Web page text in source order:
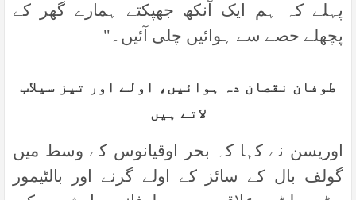
پہلے کہ ہم ایک آنکھ جھپکتے ہمارے گھر کے
پچھلے حصے سے ہوائیں چلی آئیں۔ "
طوفان نقصان دہ ہوائیں، اولے اور تیز سیلاب
لاتے ہیں
اوریسن نے کہا کہ بحر اوقیانوس کے وسط میں
گولف بال کے سائز کے اولے گرنے اور بالٹیمور